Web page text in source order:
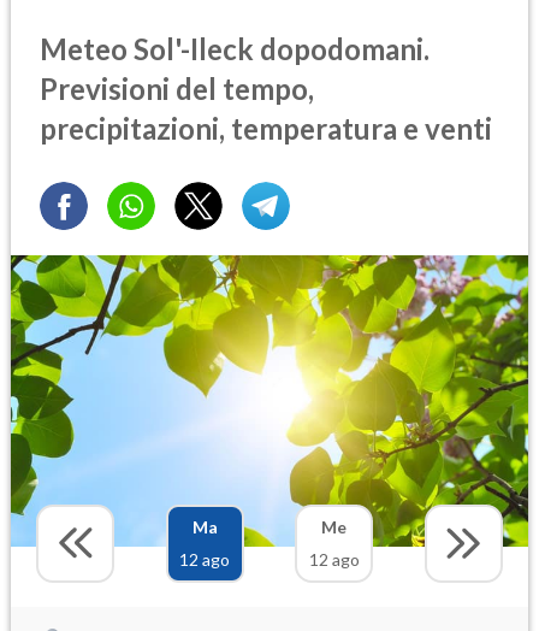
Meteo Sol'-Ileck dopodomani.
Previsioni del tempo,
precipitazioni, temperatura e venti
Ma
12 ago
Me
12 ago